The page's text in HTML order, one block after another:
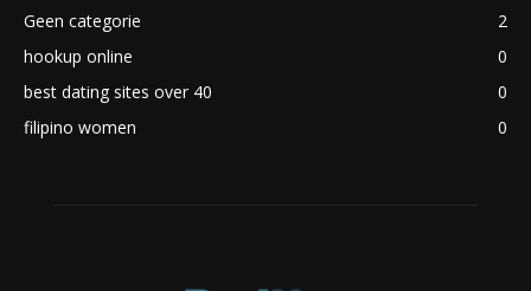
Geen categorie
2
hookup online
0
best dating sites over 40
0
filipino women
0